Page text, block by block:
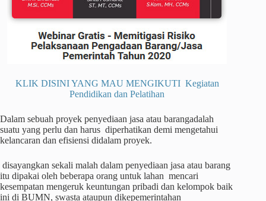
KLIK DISINI YANG MAU MENGIKUTI Kegiatan
Pendidikan dan Pelatihan
Dalam sebuah proyek penyediaan jasa atau barangadalah
suatu yang perlu dan harus diperhatikan demi mengetahui
kelancaran dan efisiensi didalam proyek.
disayangkan sekali malah dalam penyediaan jasa atau barang
itu dipakai oleh beberapa orang untuk lahan mencari
kesempatan mengeruk keuntungan pribadi dan kelompok baik
ini di BUMN, swasta ataupun dikepemerintahan